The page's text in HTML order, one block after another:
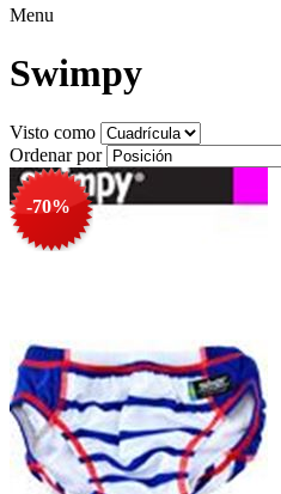
Menu
Swimpy
Visto como
Ordenar por
-70%